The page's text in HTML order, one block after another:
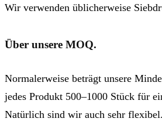
Wir verwenden üblicherweise
Über unsere MOQ.
Normalerweise beträgt unsere
jedes Produkt 500–1000 Stück für
Natürlich sind wir auch sehr